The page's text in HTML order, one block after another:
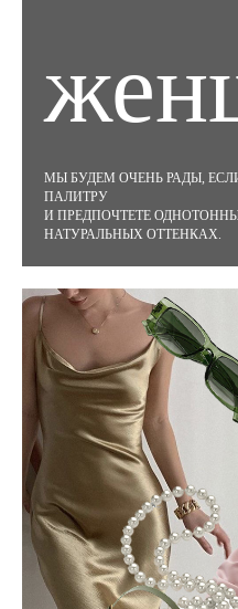
МЫ БУДЕМ ОЧЕНЬ РАДЫ,
ПАЛИТРУ
И ПРЕДПОЧТЕТЕ
НАТУРАЛЬНЫХ ОТТЕНКАХ.